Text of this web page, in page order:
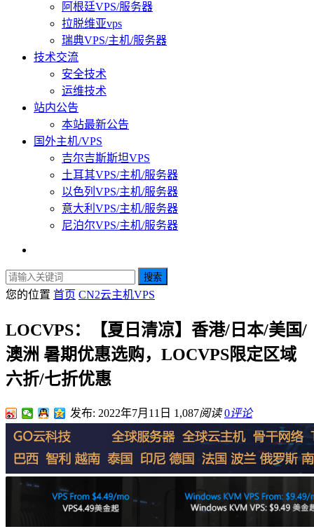
阿根廷VPS/服务器
拉脱维亚vps
瑞典VPS/主机/服务器
技术交流
安全技术
运维技术
站内公告
本站最新公告
国外主机/VPS
吉尔吉斯斯坦VPS
土耳其VPS/主机/服务器
以色列VPS/主机/服务器
意大利VPS/主机/服务器
尼泊尔VPS/主机/服务器
搜索
您的位置 首页 CN2云主机VPS
LOCVPS：【夏日清凉】香港/日本/美国/
澳洲 暑期优惠选购，LOCVPS限定区域
六折/七折优惠
发布: 2022年7月11日 1,087阅读 0评论